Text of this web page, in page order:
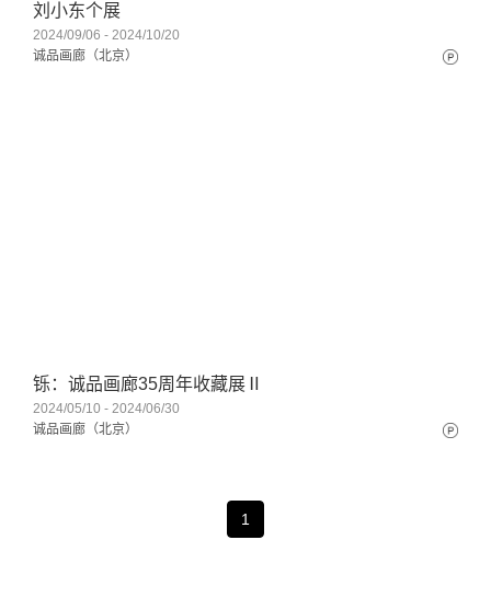
刘小东个展
2024/09/06 - 2024/10/20
诚品画廊（北京）
铄：诚品画廊35周年收藏展Ⅱ
2024/05/10 - 2024/06/30
诚品画廊（北京）
1